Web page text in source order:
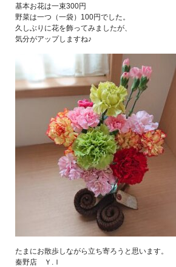
基本お花は一束300円
野菜は一つ（一袋）100円でした。
久しぶりに花を飾ってみましたが、
気分がアップしますね♪
たまにお散歩しながら立ち寄ろうと思います。
秦野店 Ｙ.Ｉ